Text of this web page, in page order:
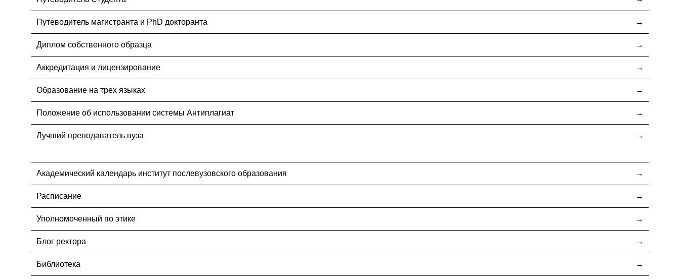
Путеводитель магистранта и PhD докторанта
Диплом собственного образца
Аккредитация и лицензирование
Образование на трех языках
Положение об использовании системы Антиплагиат
Лучший преподаватель вуза
Академический календарь институт послевузовского образования
Расписание
Уполномоченный по этике
Блог ректора
Библиотека